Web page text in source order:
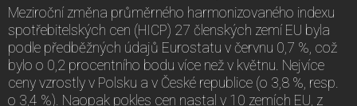
Meziroční změna průměrného harmonizovaného indexu
spotřebitelských cen (HICP) 27 členských zemí EU byla
podle předběžných údajů Eurostatu v červnu 0,7 %, což
bylo o 0,2 procentního bodu více než v květnu. Nejvíce
ceny vzrostly v Polsku a v České republice (o 3,8 %, resp.
o 3,4 %). Naopak pokles cen nastal v 10 zemích EU, z